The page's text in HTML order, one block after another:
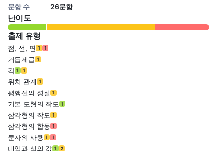
문항 수
26문항
난이도
출제 유형
점, 선, 면 1 1
거듭제곱 1
각 1 1
위치 관계 1
평행선의 성질 1
기본 도형의 작도 1
삼각형의 작도 1
삼각형의 합동 1
문자의 사용 1 1
대입과 식의 값 1 2